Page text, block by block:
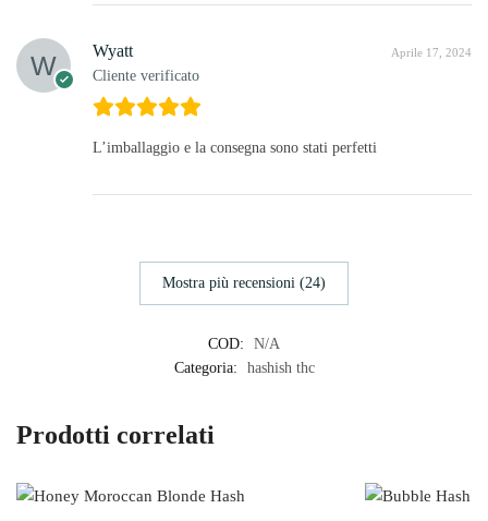
Wyatt
Cliente verificato
Aprile 17, 2024
L’imballaggio e la consegna sono stati perfetti
Mostra più recensioni (24)
COD:
N/A
Categoria:
hashish thc
Prodotti correlati